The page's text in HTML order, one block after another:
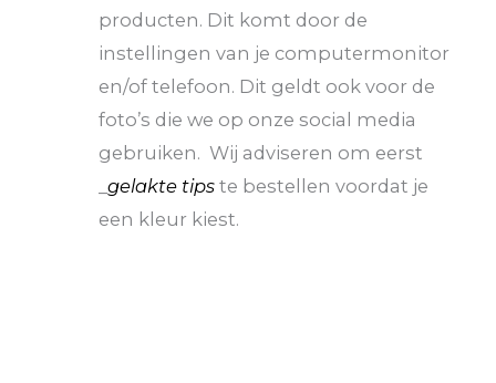
producten. Dit komt door de
instellingen van je computermonitor
en/of telefoon. Dit geldt ook voor de
foto’s die we op onze social media
gebruiken. Wij adviseren om eerst
_gelakte tips te bestellen voordat je
een kleur kiest.